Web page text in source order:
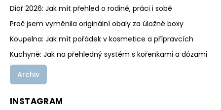
Diář 2026: Jak mít přehled o rodině, práci i sobě
Proč jsem vyměnila originální obaly za úložné boxy
Koupelna: Jak mít pořádek v kosmetice a přípravcích
Kuchyně: Jak na přehledný systém s kořenkami a dózami
Archiv
INSTAGRAM